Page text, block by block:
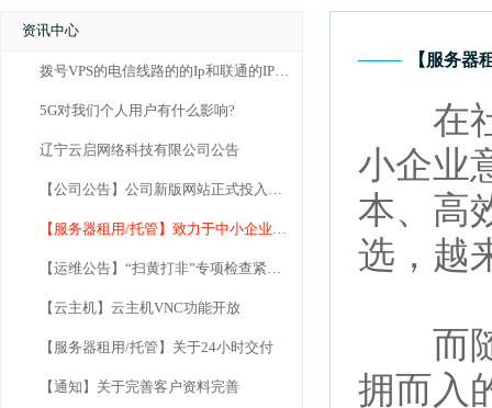
资讯中心
拨号VPS的电信线路的的Ip和联通的IP有什么不同？
5G对我们个人用户有什么影响?
辽宁云启网络科技有限公司公告
【公司公告】公司新版网站正式投入使用
【服务器租用/托管】致力于中小企业服务器租用市场
【运维公告】“扫黄打非”专项检查紧急通知
【云主机】云主机VNC功能开放
【服务器租用/托管】关于24小时交付
【通知】关于完善客户资料完善
【服务器
在社
小企业
本、高
选，越
而随
拥而入